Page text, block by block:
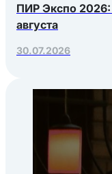
ПИР Экспо 2026:
августа
30.07.2026